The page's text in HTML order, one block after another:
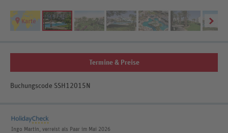
Termine & Preise
Buchungscode SSH12015N
Ingo Martin, verreist als Paar im Mai 2026